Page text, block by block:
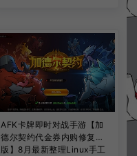
AFK卡牌即时对战手游【加
德尔契约代金券内购修复
版】8月最新整理Linux手工